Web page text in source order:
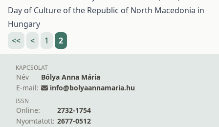
Day of Culture of the Republic of North Macedonia in
Hungary
<<
< 1 2
KAPCSOLAT
Név
Bólya Anna Mária
E-mail:
info@bolyaannamaria.hu
ISSN
Online:
2732-1754
Nyomtatott: 2677-0512